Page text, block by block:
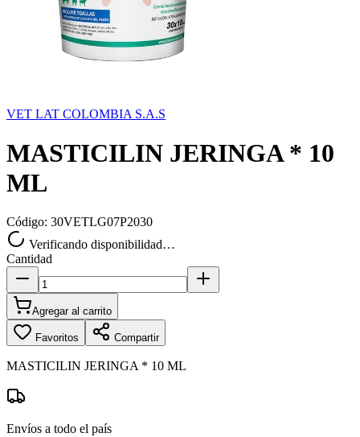
VET LAT COLOMBIA S.A.S
MASTICILIN JERINGA * 10
ML
Código: 30VETLG07P2030
Verificando disponibilidad…
Cantidad
Agregar al carrito
Favoritos Compartir
MASTICILIN JERINGA * 10 ML
Envíos a todo el país